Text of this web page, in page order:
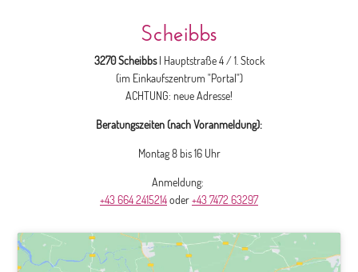
Scheibbs
3270 Scheibbs| Hauptstraße 4 / 1. Stock
(im Einkaufszentrum "Portal")
ACHTUNG: neue Adresse!
Beratungszeiten (nach Voranmeldung):
Montag 8 bis 16 Uhr
Anmeldung:
+43 664 2415214oder+43 7472 63297